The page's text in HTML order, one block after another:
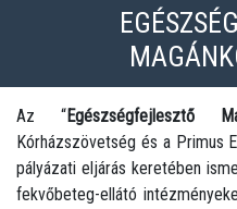
Az “Egészségfejlesztő
Kórházszövetség és a Primus
pályázati eljárás keretében
fekvőbeteg-ellátó